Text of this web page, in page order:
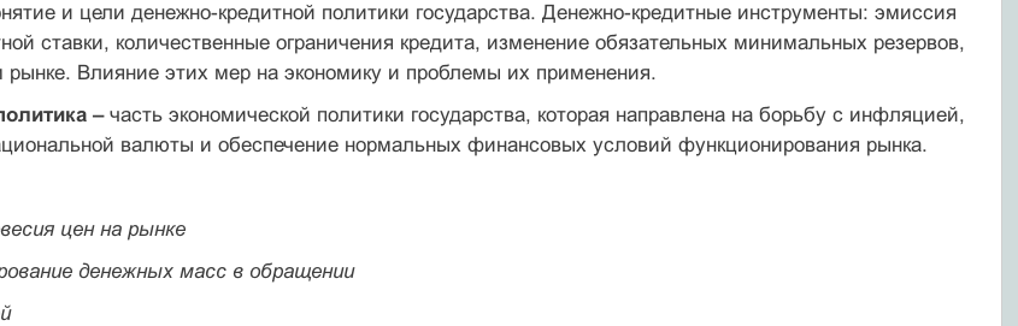
и цели денежно-кредитной политики государства. Денежно-кредитные инструменты: эмиссия
ставки, количественные ограничения кредита, изменение обязательных минимальных резервов,
рынке. Влияние этих мер на экономику и проблемы их применения.
– часть экономической политики государства, которая направлена на борьбу с инфляцией,
валюты и обеспечение нормальных финансовых условий функционирования рынка.
цен на рынке
денежных масс в обращении